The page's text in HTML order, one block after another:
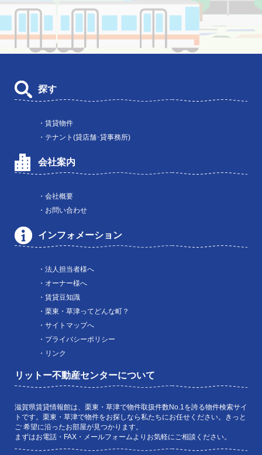
探す
・賃貸物件
・テナント(貸店舗･貸事務所)
会社案内
・会社概要
・お問い合わせ
インフォメーション
・法人担当者様へ
・オーナー様へ
・賃貸豆知識
・栗東・草津ってどんな町？
・サイトマップへ
・プライバシーポリシー
・リンク
リットー不動産センターについて
滋賀県賃貸情報館は、栗東・草津で物件取扱件数No.1を誇る物件検索サイ
トです。栗東・草津で物件をお探しなら私たちにお任せください。きっと
ご 希望に沿ったお部屋が見つかります。
まずはお電話・FAX・メールフォームよりお気軽にご相談ください。